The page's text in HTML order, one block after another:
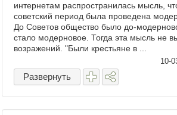
Видеотоп
интернетам распространилась мысль,
советский период была проведена
До Советов общество было до-
стало модерновое. Тогда эта мысль не
возражений. "Были крестьяне в ...
10-
Развернуть